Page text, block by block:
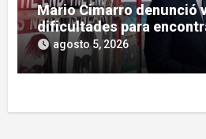
Mario Cimarro denunció
dificultades para
actuación
agosto 5, 2026